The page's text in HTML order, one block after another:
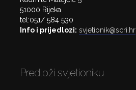
51000 Rijeka
tel:051/ 584 530
Info i prijedlozi: svjetionik@scri.hr
Predloži svjetioniku